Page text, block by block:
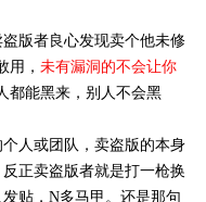
盗版者良心发现卖个他未修
用， 未有漏洞的不会让你
都能黑来，别人不会黑
个人或团队，卖盗版的本身
正卖盗版者就是打一枪换
贴，N多马甲。还是那句